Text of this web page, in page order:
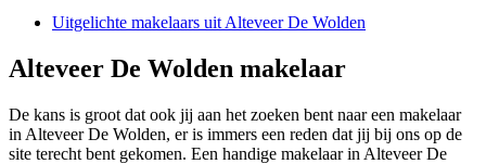
Uitgelichte makelaars uit Alteveer De Wolden
Alteveer De Wolden makelaar
De kans is groot dat ook jij aan het zoeken bent naar een makelaar
in Alteveer De Wolden, er is immers een reden dat jij bij ons op de
site terecht bent gekomen. Een handige makelaar in Alteveer De